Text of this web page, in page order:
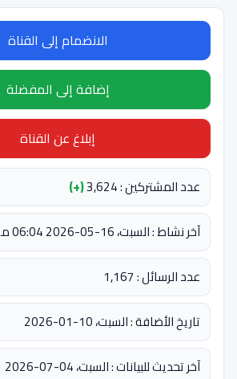
الانضمام إلى القناة
إضافة إلى المفضلة
إبلاغ عن القناة
عدد المشتركين : 3,624
(+)
آخر نشاط : السبت، 16-05-2026 06:04 مساءً
عدد الرسائل : 1,167
تاريخ الأضافة : السبت، 10-01-2026
آخر تحديث للبيانات : السبت، 04-07-2026 12:07:01 صباحاً